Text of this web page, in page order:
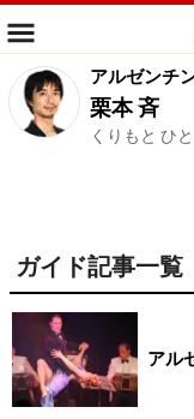
アルゼンチ
栗本 斉
くりもと ひ
ガイド記事一覧
アル